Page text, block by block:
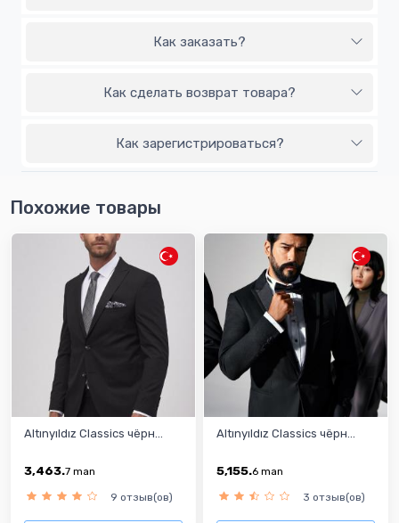
Как заказать?
Как сделать возврат товара?
Как зарегистрироваться?
Похожие товары
Altınyıldız Classics чёрн...
3,463.7 man
9 отзыв(ов)
Altınyıldız Classics чёрн...
5,155.6 man
3 отзыв(ов)